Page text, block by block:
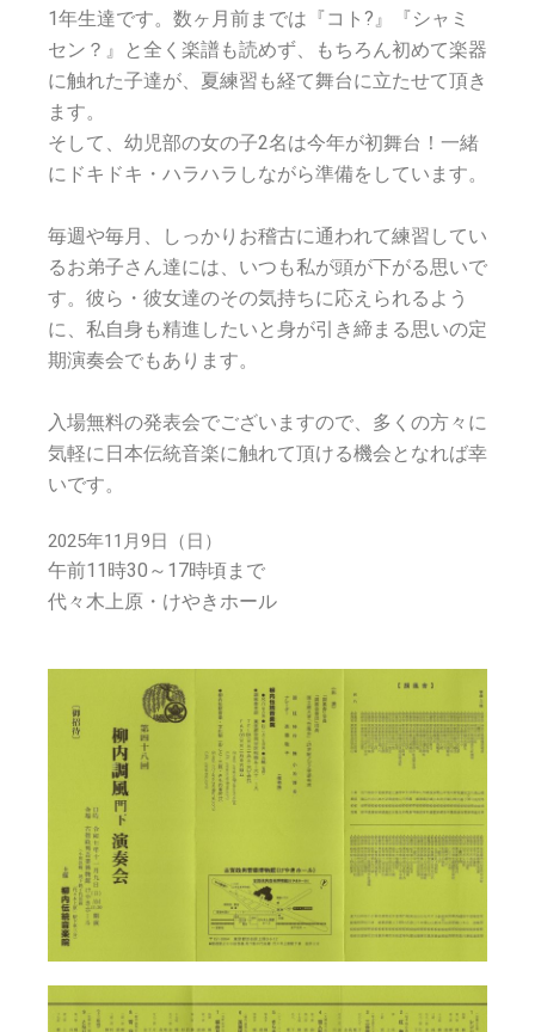
1年生達です。数ヶ月前までは『コト?』『シャミ
セン？』と全く楽譜も読めず、もちろん初めて楽器
に触れた子達が、夏練習も経て舞台に立たせて頂き
ます。
そして、幼児部の女の子2名は今年が初舞台！一緒
にドキドキ・ハラハラしながら準備をしています。
毎週や毎月、しっかりお稽古に通われて練習してい
るお弟子さん達には、いつも私が頭が下がる思いで
す。彼ら・彼女達のその気持ちに応えられるよう
に、私自身も精進したいと身が引き締まる思いの定
期演奏会でもあります。
入場無料の発表会でございますので、多くの方々に
気軽に日本伝統音楽に触れて頂ける機会となれば幸
いです。
2025年11月9日（日）
午前11時30～17時頃まで
代々木上原・けやきホール